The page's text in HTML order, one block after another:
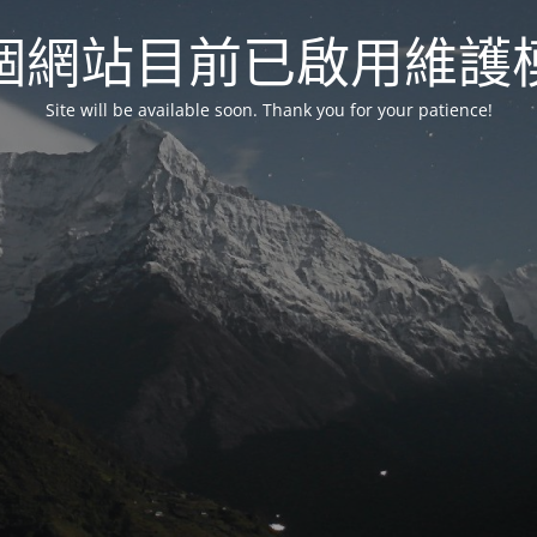
網站目前已啟用維護
Site will be available soon. Thank you for your patience!